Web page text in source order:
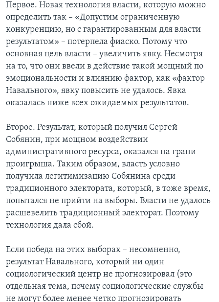
Первое. Новая технология власти, которую можно
определить так – «Допустим ограниченную
конкуренцию, но с гарантированным для власти
результатом» – потерпела фиаско. Потому что
основная цель власти – увеличить явку. Несмотря
на то, что они ввели в действие такой мощный по
эмоциональности и влиянию фактор, как «фактор
Навального», явку повысить не удалось. Явка
оказалась ниже всех ожидаемых результатов.
Второе. Результат, который получил Сергей
Собянин, при мощном воздействии
административного ресурса, оказался на грани
проигрыша. Таким образом, власть условно
получила легитимизацию Собянина среди
традиционного электората, который, в тоже время,
попытался не прийти на выборы. Власти не удалось
расшевелить традиционный электорат. Поэтому
технология дала сбой.
Если победа на этих выборах – несомненно,
результат Навального, который ни один
социологический центр не прогнозировал (это
отдельная тема, почему социологические службы
не могут более менее четко прогнозировать